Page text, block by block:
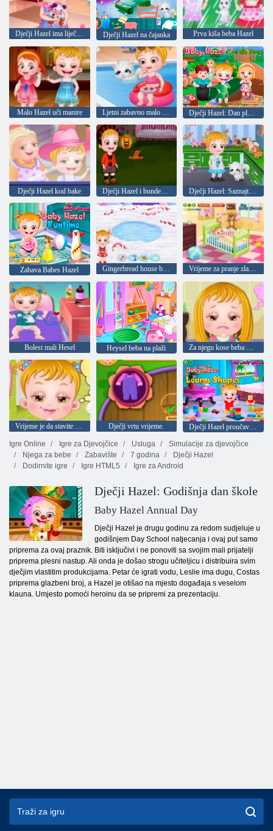
Dječji Hazel ima liječnika Dječji Hazel na čajanka Prva kiša beba Hazel
Malo Hazel uči manire Ljetni zabavno malo kestenjaste Dječji Hazel: Dan planeta Zemlje
Dječji Hazel kod bake Dječji Hazel i bundeva stranka Dječji Hazel: Saznajte životinje
Zabava Babes Hazel Gingerbread house beba Hazel Vrijeme za pranje zlatno-dijete
Bolest mali Hesel Heysel beba na plaži Za njegu kose beba Hazel
Vrijeme je da stavite bebu na spavanje Dječji vrtu vrijeme.
Dječji Hazel proučava oblik
Igre Online
Igre za Djevojčice Usluga
Simulacije za djevojčice
Njega za bebe
Zabavište 7 godina
Dječji Hazel
Dodirnite igre
Igre HTML5 Igre za Android
Dječji Hazel: Godišnja dan škole
Baby Hazel Annual Day
Dječji Hazel je drugu godinu za redom sudjeluje u
godišnjem Day School natjecanja i ovaj put samo
priprema za ovaj praznik. Biti isključivi i ne ponoviti sa svojim mali prijatelji
priprema plesni nastup. Ali onda je došao strogu učiteljicu i distribuira svim
dječjim vlastitim produkcijama. Petar će igrati vodu, Leslie ima dugu, Costas
priprema glazbeni broj, a Hazel je otišao na mjesto događaja s veselom
klauna. Umjesto pomoći heroinu da se pripremi za prezentaciju.